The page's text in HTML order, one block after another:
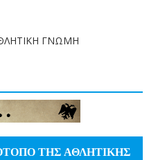
ΓΝΩΜΗ
ΤΗΣ ΑΘΛΗΤΙΚΗΣ